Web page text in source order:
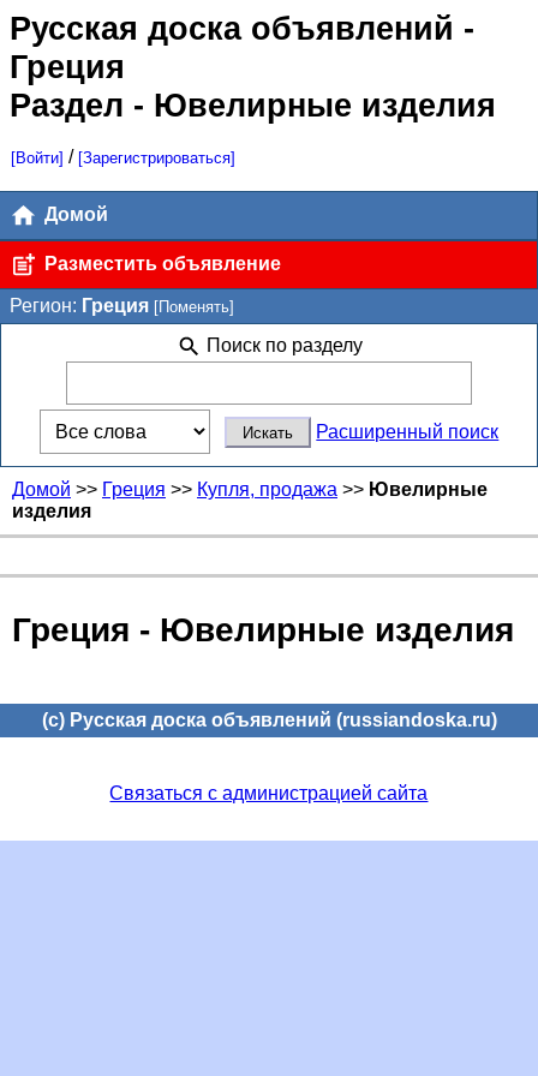
Русская доска объявлений -
Греция
Раздел - Ювелирные изделия
[Войти] / [Зарегистрироваться]
Домой
Разместить объявление
Регион: Греция [Поменять]
Поиск по разделу
Расширенный поиск
Домой >> Греция >> Купля, продажа >> Ювелирные
изделия
Греция - Ювелирные изделия
(c) Русская доска объявлений (russiandoska.ru)
Связаться с администрацией сайта